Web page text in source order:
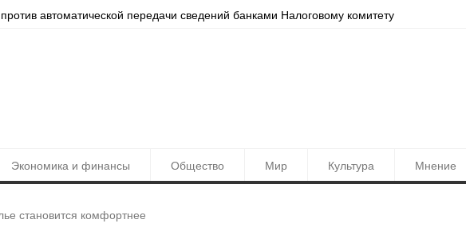
должна стать точнее. Ташкент обновлён в Yandex Maps
Экономика и финансы Общество Мир Культура Мнение
становится комфортнее